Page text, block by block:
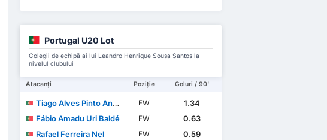
Portugal U20 Lot
Colegii de echipă ai lui Leandro Henrique Sousa Santos la
nivelul clubului
Atacanți Poziție Goluri / 90'
Tiago Alves Pinto Andrade FW
1.34
Fábio Amadu Uri Baldé
FW
0.63
Rafael Ferreira Nel
FW
0.59